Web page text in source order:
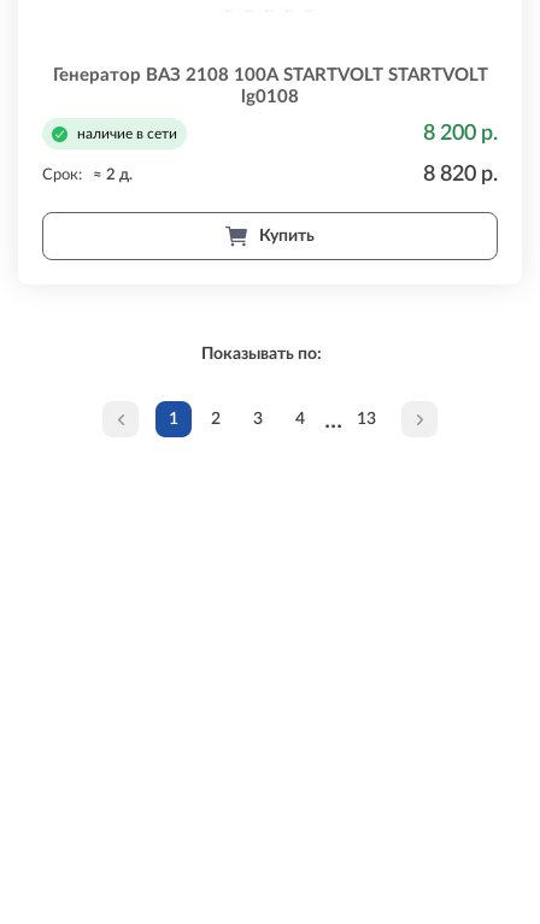
Генератор ВАЗ 2108 100А STARTVOLT STARTVOLT
lg0108
наличие в сети 8 200 р.
Срок: ≈ 2 д. 8 820 р.
Купить
Показывать по:
1 2 3 4 ... 13